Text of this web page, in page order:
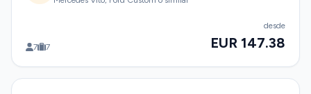
7 7
desde
EUR 147.38